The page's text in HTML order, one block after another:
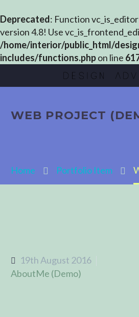
Deprecated: Function vc_is_editor
version 4.8! Use
/home/interior/public_html/
includes/functions.phpon line
WEB PROJECT
Home Portfolio Item
19th August 2016
AboutMe (Demo)